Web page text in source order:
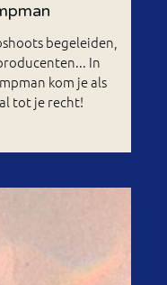
begeleiden,
In
kom je als
tot je recht!